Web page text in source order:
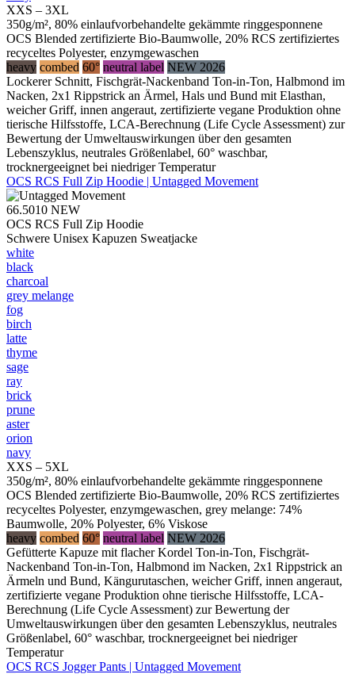
XXS – 3XL
350g/m², 80% einlaufvorbehandelte gekämmte ringgesponnene
OCS Blended zertifizierte Bio-Baumwolle, 20% RCS zertifiziertes
recyceltes Polyester, enzymgewaschen
heavy combed 60° neutral label NEW 2026
Lockerer Schnitt, Fischgrät-Nackenband Ton-in-Ton, Halbmond im
Nacken, 2x1 Rippstrick an Ärmel, Hals und Bund mit Elasthan,
weicher Griff, innen angeraut, zertifizierte vegane Produktion ohne
tierische Hilfsstoffe, LCA-Berechnung (Life Cycle Assessment) zur
Bewertung der Umweltauswirkungen über den gesamten
Lebenszyklus, neutrales Größenlabel, 60° waschbar,
trocknergeeignet bei niedriger Temperatur
OCS RCS Full Zip Hoodie | Untagged Movement
66.5010 NEW
OCS RCS Full Zip Hoodie
Schwere Unisex Kapuzen Sweatjacke
white
black
charcoal
grey melange
fog
birch
latte
thyme
sage
ray
brick
prune
aster
orion
navy
XXS – 5XL
350g/m², 80% einlaufvorbehandelte gekämmte ringgesponnene
OCS Blended zertifizierte Bio-Baumwolle, 20% RCS zertifiziertes
recyceltes Polyester, enzymgewaschen, grey melange: 74%
Baumwolle, 20% Polyester, 6% Viskose
heavy combed 60° neutral label NEW 2026
Gefütterte Kapuze mit flacher Kordel Ton-in-Ton, Fischgrät-
Nackenband Ton-in-Ton, Halbmond im Nacken, 2x1 Rippstrick an
Ärmeln und Bund, Kängurutaschen, weicher Griff, innen angeraut,
zertifizierte vegane Produktion ohne tierische Hilfsstoffe, LCA-
Berechnung (Life Cycle Assessment) zur Bewertung der
Umweltauswirkungen über den gesamten Lebenszyklus, neutrales
Größenlabel, 60° waschbar, trocknergeeignet bei niedriger
Temperatur
OCS RCS Jogger Pants | Untagged Movement